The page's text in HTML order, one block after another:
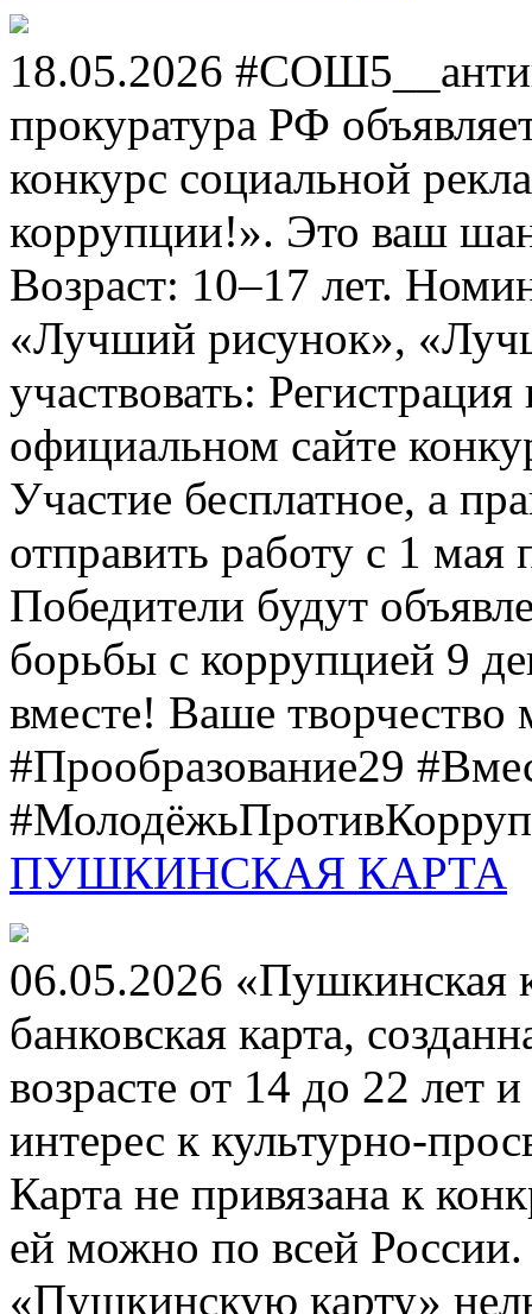
18.05.2026
прокуратура РФ
конкурс социальной
коррупции!». Это ваш
Возраст: 10–17 лет.
«Лучший рисунок»,
участвовать:
официальном сайте
Участие бесплатное, а
отправить работу с 1 мая
Победители будут
борьбы с коррупцией 9
вместе! Ваше творчество
#Прообразование29
ПУШКИНСКАЯ КАРТА
06.05.2026 «Пушкинская
банковская карта,
возрасте от 14 до 22 лет
интерес к культурно-
Карта не привязана к
ей можно по всей
«Пушкинскую карту»